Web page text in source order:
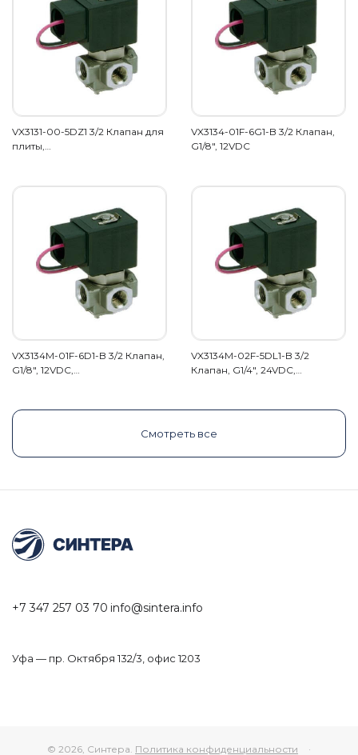
VX3131-00-5DZ1 3/2 Клапан для
плиты,…
VX3134-01F-6G1-B 3/2 Клапан,
G1/8", 12VDC
VX3134M-01F-6D1-B 3/2 Клапан,
G1/8", 12VDC,…
VX3134M-02F-5DL1-B 3/2
Клапан, G1/4", 24VDC,…
Смотреть все
+7 347 257 03 70 info@sintera.info
Уфа — пр. Октября 132/3, офис 1203
© 2026, Синтера. Политика конфиденциальности ·